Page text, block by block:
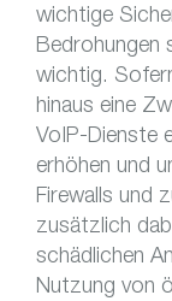
wichtige
Bedrohungen
wichtig.
hinaus eine
VoIP-Dienste
erhöhen und
Firewalls und
zusätzlich
schädlichen
Nutzung von